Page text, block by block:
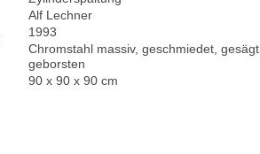
Alf Lechner
1993
Chromstahl massiv, geschmiedet, gesägt,
geborsten
90 x 90 x 90 cm